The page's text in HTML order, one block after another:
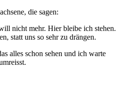
die sagen:
nicht mehr. Hier bleibe ich stehen.
statt uns so sehr zu drängen.
alles schon sehen und ich warte